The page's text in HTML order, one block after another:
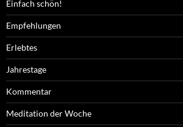
Einfach schön!
Empfehlungen
Erlebtes
Jahrestage
Kommentar
Meditation der Woche